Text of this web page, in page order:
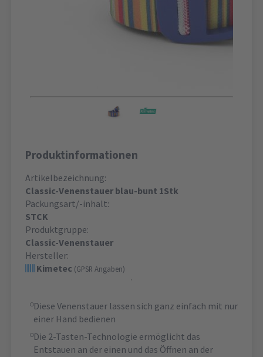
Produktinformationen
Artikelbezeichnung:
Classic-Venenstauer blau-bunt 1Stk
Packungsart/-inhalt:
STCK
Produktgruppe:
Classic-Venenstauer
Hersteller:
Kimetec (GPSR Angaben)
Diese Venenstauer lassen sich ganz einfach mit nur
einer Hand bedienen
Die 2-Tasten-Technologie ermöglicht das
Entstauen an der einen und das Öffnen an der